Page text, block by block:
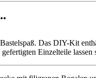
Das DIY-Kit
Einzelteile